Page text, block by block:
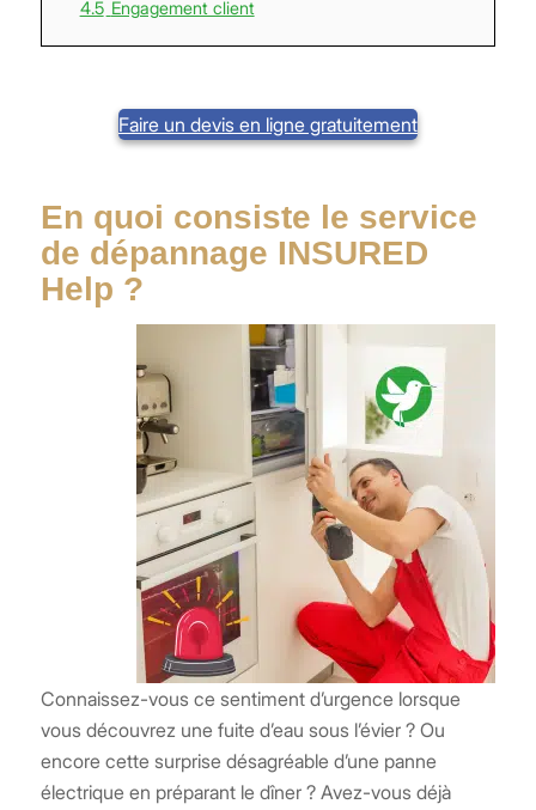
4.5 Engagement client
Faire un devis en ligne gratuitement
En quoi consiste le service
de dépannage INSURED
Help ?
Connaissez-vous ce sentiment d’urgence lorsque
vous découvrez une fuite d’eau sous l’évier ? Ou
encore cette surprise désagréable d’une panne
électrique en préparant le dîner ? Avez-vous déjà